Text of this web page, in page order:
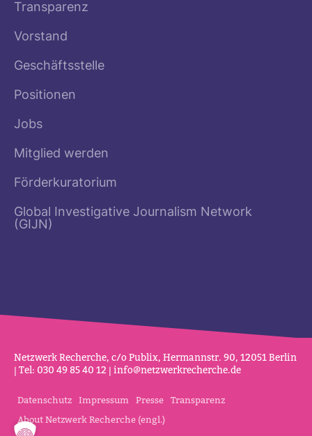
Transparenz
Vorstand
Geschäftsstelle
Positionen
Jobs
Mitglied werden
Förderkuratorium
Global Investigative Journalism Network
(GIJN)
Netz­werk Recherche, c/o Publix, Her­mannstr. 90, 12051 Berlin
| Tel: 030 49 85 40 12 | info@netz­werk­re­cherche.de
Datenschutz Impressum Presse Transparenz
About Netzwerk Recherche (engl.)